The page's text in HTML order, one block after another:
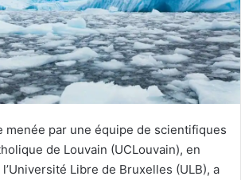
menée par une équipe de scientifiques
de Louvain (UCLouvain), en
Libre de Bruxelles (ULB), a